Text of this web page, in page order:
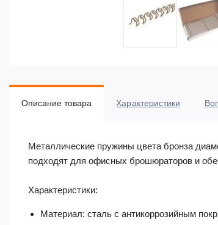
Описание товара Характеристики
Металлические пружины цвета бронза
подходят для офисных брошюраторов и
Характеристики:
Материал: сталь с антикоррозийным